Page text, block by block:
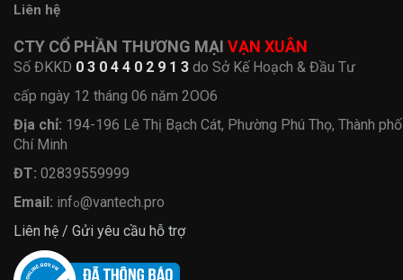
Liên hệ
CTY CỔ PHẦN THƯƠNG MẠI VẠN XUÂN
Số ĐKKD 0 3 0 4 4 0 2 9 1 3 do Sở Kế Hoạch & Đầu Tư
cấp ngày 12 tháng 06 năm 2OO6
Địa chỉ: 194-196 Lê Thị Bạch Cát, Phường Phú Thọ, Thành
Chí Minh
ĐT: 02839559999
Email: info@vantech.pro
Liên hệ / Gửi yêu cầu hỗ trợ